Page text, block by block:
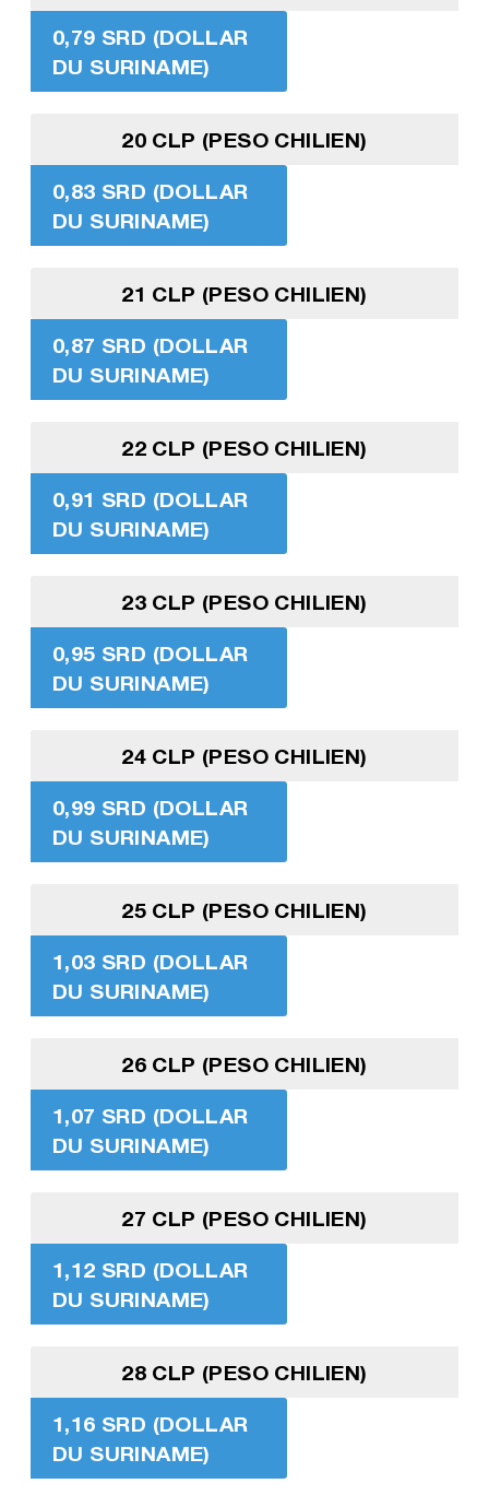
0,79 SRD (DOLLAR
DU SURINAME)
20 CLP (PESO CHILIEN)
0,83 SRD (DOLLAR
DU SURINAME)
21 CLP (PESO CHILIEN)
0,87 SRD (DOLLAR
DU SURINAME)
22 CLP (PESO CHILIEN)
0,91 SRD (DOLLAR
DU SURINAME)
23 CLP (PESO CHILIEN)
0,95 SRD (DOLLAR
DU SURINAME)
24 CLP (PESO CHILIEN)
0,99 SRD (DOLLAR
DU SURINAME)
25 CLP (PESO CHILIEN)
1,03 SRD (DOLLAR
DU SURINAME)
26 CLP (PESO CHILIEN)
1,07 SRD (DOLLAR
DU SURINAME)
27 CLP (PESO CHILIEN)
1,12 SRD (DOLLAR
DU SURINAME)
28 CLP (PESO CHILIEN)
1,16 SRD (DOLLAR
DU SURINAME)